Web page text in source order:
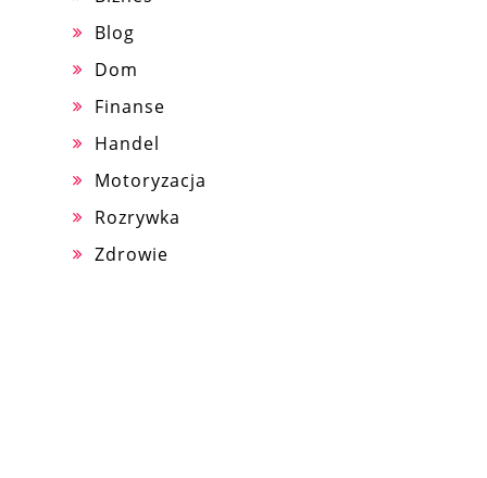
Blog
Dom
Finanse
Handel
Motoryzacja
Rozrywka
Zdrowie